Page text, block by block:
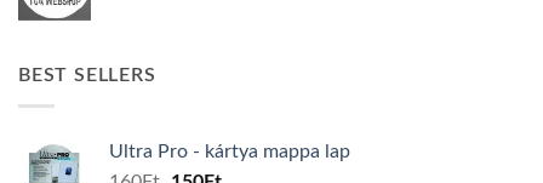
BEST SELLERS
Ultra Pro - kártya mappa lap